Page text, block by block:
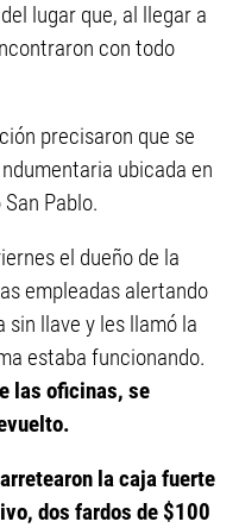
lugar que, al llegar a
con todo
precisaron que se
ubicada en
Pablo.
el dueño de la
empleadas alertando
sin llave y les llamó la
estaba funcionando.
las oficinas, se
la caja fuerte
dos fardos de $100